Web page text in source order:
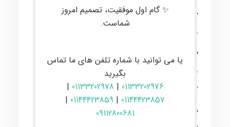
خدمات تعمیر موبایل را افزایش داده است.
موبایل را با تجربیات بازارکاران ارائه می‌دهد.
این دوره شامل آموزش‌های نرم‌افزاری از پایه
آغاز شده و تمامی مواردی که برای تبدیل شدن
به یک تعمیرکار حرفه‌ای موبایل مورد نیاز است،
✨ گام اول موفقیت، تصمیم امروز
شماست.
یا می توانید با شماره تلفن های ما تماس
بگیرید
01133202976
|
01133202978
|
01144423857
|
01144423859
|
09112800681